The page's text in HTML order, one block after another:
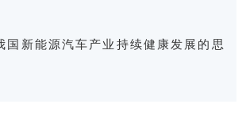
新能源汽车产业持续健康发展的思